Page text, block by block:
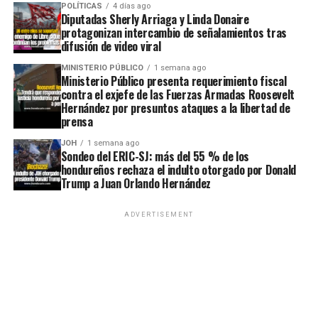
POLÍTICAS 4 días ago
Diputadas Sherly Arriaga y Linda Donaire
protagonizan intercambio de señalamientos tras
difusión de video viral
MINISTERIO PÚBLICO 1 semana ago
Ministerio Público presenta requerimiento fiscal
contra el exjefe de las Fuerzas Armadas Roosevelt
Hernández por presuntos ataques a la libertad de
prensa
JOH 1 semana ago
Sondeo del ERIC-SJ: más del 55 % de los
hondureños rechaza el indulto otorgado por Donald
Trump a Juan Orlando Hernández
ADVERTISEMENT